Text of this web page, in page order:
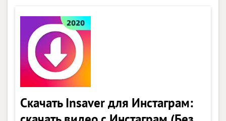
Скачать Insaver для Инстаграм: